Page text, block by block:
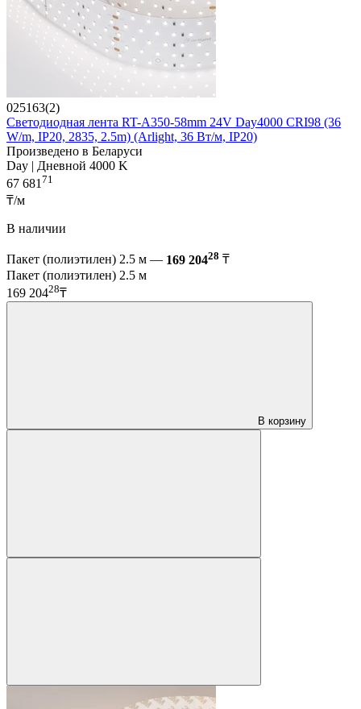
025163(2)
Светодиодная лента RT-A350-58mm 24V Day4000 CRI98 (36
W/m, IP20, 2835, 2.5m) (Arlight, 36 Вт/м, IP20)
Произведено в Беларуси
Day | Дневной 4000 K
67 68171
₸/м
В наличии
Пакет (полиэтилен) 2.5 м — 169 20428 ₸
Пакет (полиэтилен) 2.5 м
169 20428₸
В корзину